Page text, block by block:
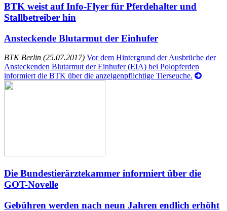
BTK weist auf Info-Flyer für Pferdehalter und
Stallbetreiber hin
Ansteckende Blutarmut der Einhufer
BTK Berlin (25.07.2017) Vor dem Hintergrund der Ausbrüche der
Ansteckenden Blutarmut der Einhufer (EIA) bei Polopferden
informiert die BTK über die anzeigenpflichtige Tierseuche.
Die Bundestierärztekammer informiert über die
GOT-Novelle
Gebühren werden nach neun Jahren endlich erhöht